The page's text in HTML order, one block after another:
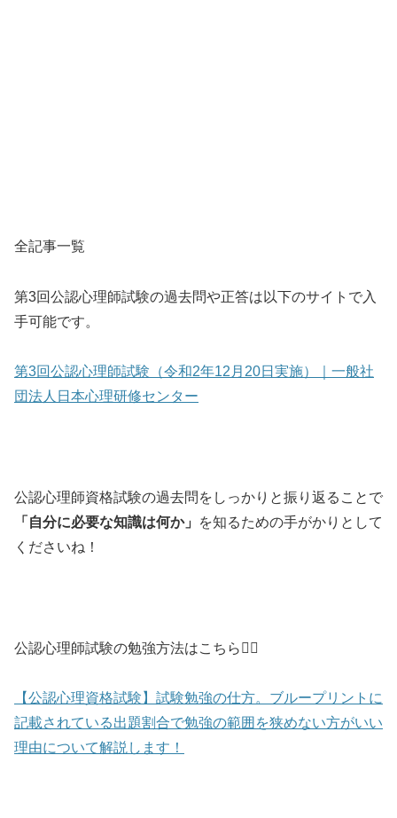
全記事一覧
第3回公認心理師試験の過去問や正答は以下のサイトで入
手可能です。
第3回公認心理師試験（令和2年12月20日実施）｜一般社
団法人日本心理研修センター
公認心理師資格試験の過去問をしっかりと振り返ることで
「自分に必要な知識は何か」
を知るための手がかりとして
くださいね！
公認心理師試験の勉強方法はこちら💁‍♀️
【公認心理資格試験】試験勉強の仕方。ブループリントに
記載されている出題割合で勉強の範囲を狭めない方がいい
理由について解説します！